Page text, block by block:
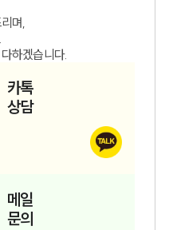
며,
하겠습니다.
카톡
상담
메일
문의